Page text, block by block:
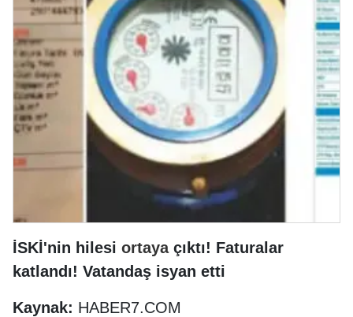
İSKİ'nin hilesi ortayaçıktı! Faturalar
katlandı! Vatandaş isyan etti
Kaynak: HABER7.COM